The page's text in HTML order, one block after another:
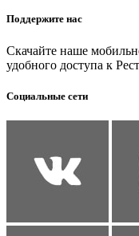
Поддержите нас
Скачайте наше
удобного доступа к
Социальные сети